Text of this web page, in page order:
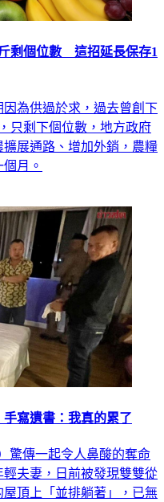
剩個位數 這招延長保存1
為供過於求，過去曾創下
只剩下個位數，地方政府
展通路、增加外銷，農糧
月。
寫遺書：我真的累了
驚傳一起令人鼻酸的奪命
夫妻，日前被發現雙雙從
頂上「並排躺著」，已無